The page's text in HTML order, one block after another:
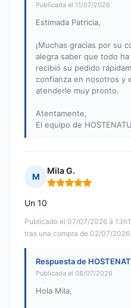
Publicada el 11/07/2026
Estimada Patricia,
¡Muchas gracias por su
alegra saber que todo
recibió su pedido
confianza en nosotros y
atenderle muy pronto.
Atentamente,
El equipo de
M
Mila G.
Nota: 5 de 5
Publicado el 07/07/2026 à
tras una compra de 02/07/2026
Un 10
Respuesta de
Publicada el 08/07/2026
Hola Mila,